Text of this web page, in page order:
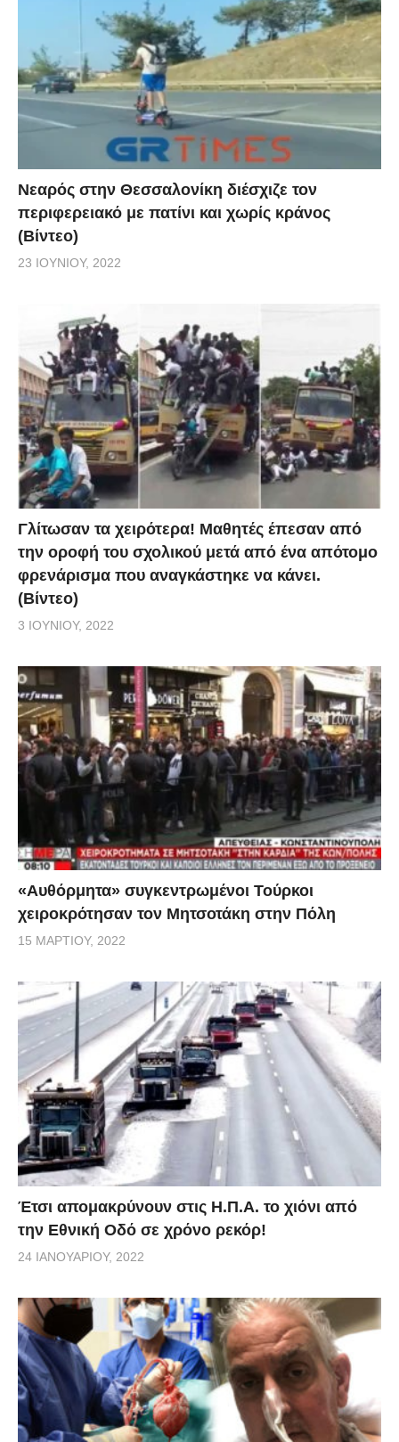
Νεαρός στην Θεσσαλονίκη διέσχιζε τον
περιφερειακό με πατίνι και χωρίς κράνος
(Βίντεο)
23 ΙΟΥΝΊΟΥ, 2022
Γλίτωσαν τα χειρότερα! Μαθητές έπεσαν από
την οροφή του σχολικού μετά από ένα απότομο
φρενάρισμα που αναγκάστηκε να κάνει.
(Βίντεο)
3 ΙΟΥΝΊΟΥ, 2022
«Αυθόρμητα» συγκεντρωμένοι Τούρκοι
χειροκρότησαν τον Μητσοτάκη στην Πόλη
15 ΜΑΡΤΊΟΥ, 2022
Έτσι απομακρύνουν στις Η.Π.Α. το χιόνι από
την Εθνική Οδό σε χρόνο ρεκόρ!
24 ΙΑΝΟΥΑΡΊΟΥ, 2022